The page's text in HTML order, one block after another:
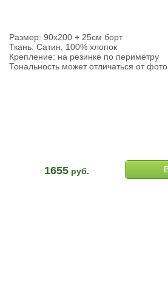
Размер: 90х200 + 25см борт
Ткань: Сатин, 100% хлопок
Крепление: на резинке по периметру
Тональность может отличаться от фото
1655 руб.